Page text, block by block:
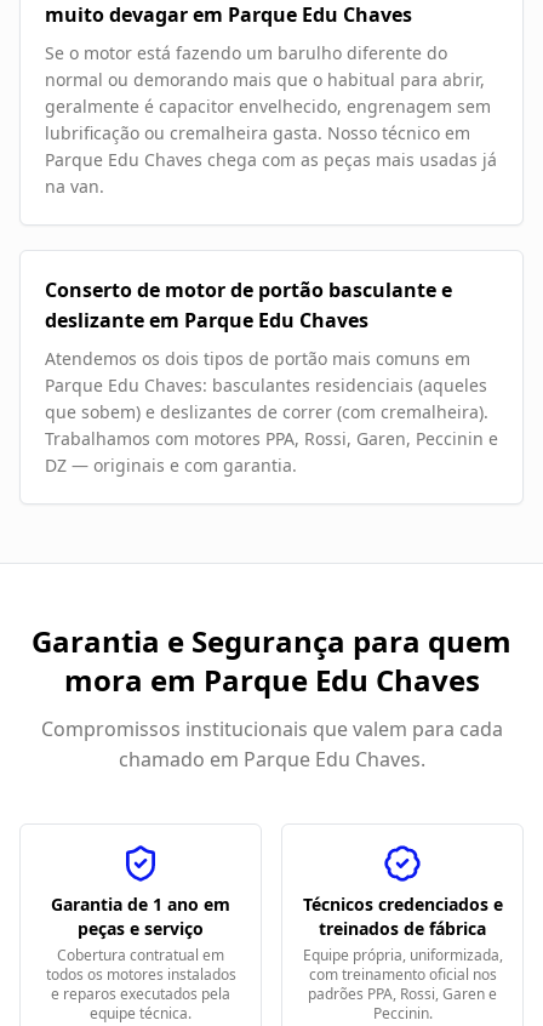
muito devagar em Parque Edu Chaves
Se o motor está fazendo um barulho diferente do
normal ou demorando mais que o habitual para abrir,
geralmente é capacitor envelhecido, engrenagem sem
lubrificação ou cremalheira gasta. Nosso técnico em
Parque Edu Chaves chega com as peças mais usadas já
na van.
Conserto de motor de portão basculante e
deslizante em Parque Edu Chaves
Atendemos os dois tipos de portão mais comuns em
Parque Edu Chaves: basculantes residenciais (aqueles
que sobem) e deslizantes de correr (com cremalheira).
Trabalhamos com motores PPA, Rossi, Garen, Peccinin e
DZ — originais e com garantia.
Garantia e Segurança para quem
mora em Parque Edu Chaves
Compromissos institucionais que valem para cada
chamado em Parque Edu Chaves.
Garantia de 1 ano em
peças e serviço
Cobertura contratual em
todos os motores instalados
e reparos executados pela
equipe técnica.
Técnicos credenciados e
treinados de fábrica
Equipe própria, uniformizada,
com treinamento oficial nos
padrões PPA, Rossi, Garen e
Peccinin.